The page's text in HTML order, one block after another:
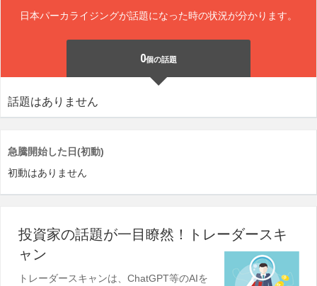
日本パーカライジングが話題になった時の状況が分かります。
0個の話題
話題はありません
急騰開始した日(初動)
初動はありません
投資家の話題が一目瞭然！トレーダースキ
ャン
トレーダースキャンは、ChatGPT等のAIを